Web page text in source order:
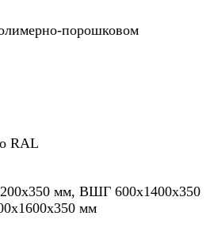
порошковом
RAL
мм, ВШГ 600х1400х350
мм